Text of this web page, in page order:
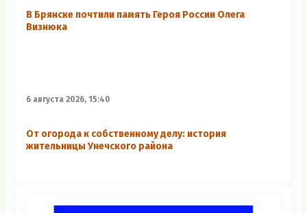
В Брянске почтили память Героя России Олега
Визнюка
6 августа 2026, 15:40
От огорода к собственному делу: история
жительницы Унечского района